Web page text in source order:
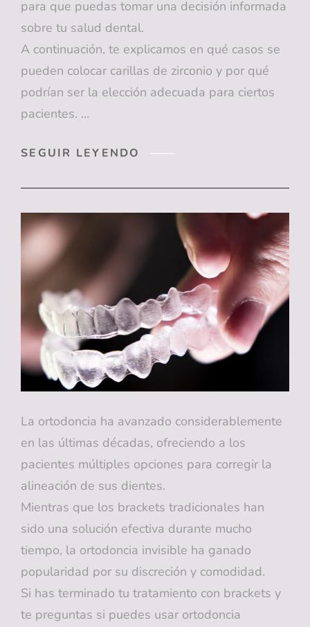
para que puedas tomar una decisión informada
sobre tu salud dental.
A continuación, te explicamos en qué casos se
pueden colocar carillas de zirconio y por qué
podrían ser la elección adecuada para ciertos
pacientes. …
SEGUIR LEYENDO
CARILLAS
ALIADO
BÚSQUEDA
UNA
SONRISA
BRILLANTE
La ortodoncia ha avanzado considerablemente
en las últimas décadas, ofreciendo a los
pacientes múltiples opciones para corregir la
alineación de sus dientes.
Mientras que los brackets tradicionales han
sido una solución efectiva durante mucho
tiempo, la ortodoncia invisible ha ganado
popularidad por su discreción y comodidad.
Si has terminado tu tratamiento con brackets y
te preguntas si puedes usar ortodoncia